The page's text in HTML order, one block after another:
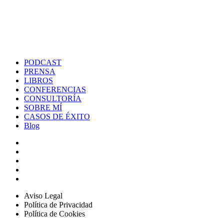
PODCAST
PRENSA
LIBROS
CONFERENCIAS
CONSULTORÍA
SOBRE MÍ
CASOS DE ÉXITO
Blog
Aviso Legal
Política de Privacidad
Política de Cookies